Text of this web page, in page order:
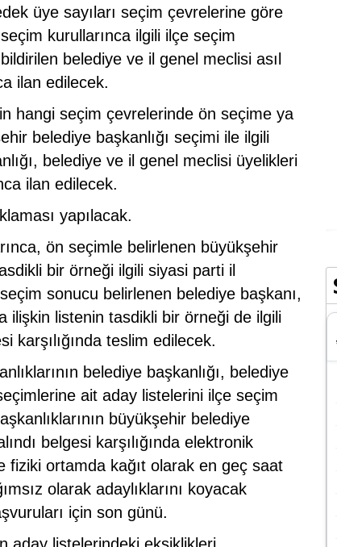
üye sayıları seçim çevrelerine göre
kurullarınca ilgili ilçe seçim
belediye ve il genel meclisi asıl
ilan edilecek.
hangi seçim çevrelerinde ön seçime ya
belediye başkanlığı seçimi ile ilgili
belediye ve il genel meclisi üyelikleri
ilan edilecek.
yapılacak.
ön seçimle belirlenen büyükşehir
bir örneği ilgili siyasi parti il
sonucu belirlenen belediye başkanı,
ilişkin listenin tasdikli bir örneği de ilgili
karşılığında teslim edilecek.
belediye başkanlığı, belediye
ait aday listelerini ilçe seçim
büyükşehir belediye
belgesi karşılığında elektronik
ortamda kağıt olarak en geç saat
olarak adaylıklarını koyacak
için son günü.